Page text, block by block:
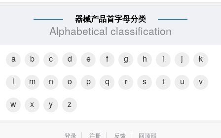
器械产品首字母分类
Alphabetical classification
a b c d e f g h i j
k
l
m n o p q r s t u
v
w
x y z
登录 注册 反馈 回顶部